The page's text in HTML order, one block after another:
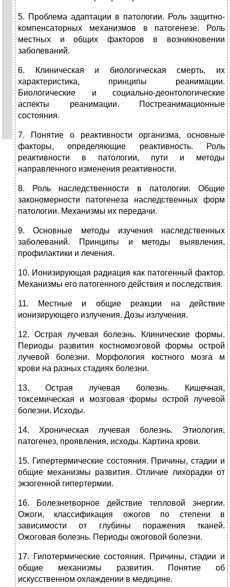
5. Проблема адаптации в патологии. Роль защитно-
компенсаторных механизмов в патогенезе. Роль
местных и общих факторов в возникновении
заболеваний.
6. Клиническая и биологическая смерть, их
характеристика, принципы реанимации.
Биологические и социально-деонтологические
аспекты реанимации. Постреанимационные
состояния.
7. Понятие о реактивности организма, основные
факторы, определяющие реактивность. Роль
реактивности в патологии, пути и методы
направленного изменения реактивности.
8. Роль наследственности в патологии. Общие
закономерности патогенеза наследственных форм
патологии. Механизмы их передачи.
9. Основные методы изучения наследственных
заболеваний. Принципы и методы выявления,
профилактики и лечения.
10. Ионизирующая радиация как патогенный фактор.
Механизмы его патогенного действия и последствия.
11. Местные и общие реакции на действие
ионизирующего излучения. Дозы излучения.
12. Острая лучевая болезнь. Клинические формы.
Периоды развития костномозговой формы острой
лучевой болезни. Морфология костного мозга м
крови на разных стадиях болезни.
13. Острая лучевая болезнь. Кишечная,
токсемическая и мозговая формы острой лучевой
болезни. Исходы.
14. Хроническая лучевая болезнь. Этиология,
патогенез, проявления, исходы. Картина крови.
15. Гипертермические состояния. Причины, стадии и
общие механизмы развития. Отличие лихорадки от
экзогенной гипертермии.
16. Болезнетворное действие тепловой энергии.
Ожоги, классификация ожогов по степени в
зависимости от глубины поражения тканей.
Ожоговая болезнь. Периоды ожоговой болезни.
17. Гипотермические состояния. Причины, стадии и
общие механизмы развития. Понятие об
искусственном охлаждении в медицине.